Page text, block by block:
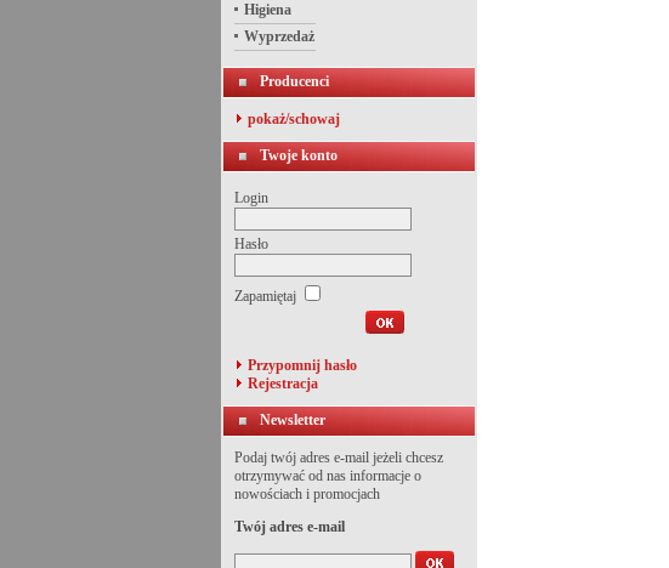
Higiena
Wyprzedaż
Producenci
pokaż/schowaj
Twoje konto
Login
Hasło
Zapamiętaj
Przypomnij hasło
Rejestracja
Newsletter
Podaj twój adres e-mail jeżeli chcesz
otrzymywać od nas informacje o
nowościach i promocjach
Twój adres e-mail